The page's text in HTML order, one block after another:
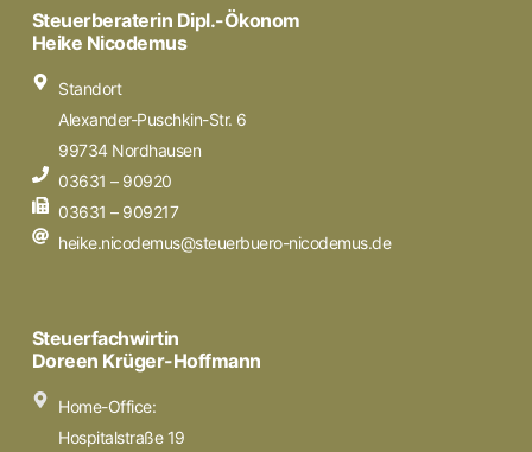
Steuerberaterin Dipl.-Ökonom
Heike Nicodemus
Standort
Alexander-Puschkin-Str. 6
99734 Nordhausen
03631 – 90920
03631 – 909217
heike.nicodemus@steuerbuero-nicodemus.de
Steuerfachwirtin
Doreen Krüger-Hoffmann
Home-Office:
Hospitalstraße 19